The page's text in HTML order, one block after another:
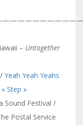
– Untogether
/ Yeah Yeah Yeahs
Step »
Sound Festival /
Postal Service